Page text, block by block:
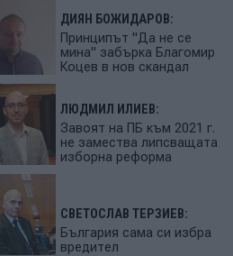
ДИЯН БОЖИДАРОВ:
Принципът "Да не се
мина" забърка Благомир
Коцев в нов скандал
ЛЮДМИЛ ИЛИЕВ:
Завоят на ПБ към 2021 г.
не замества липсващата
изборна реформа
СВЕТОСЛАВ ТЕРЗИЕВ:
България сама си избра
вредител